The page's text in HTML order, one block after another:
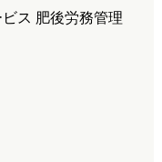
ス 肥後労務管理